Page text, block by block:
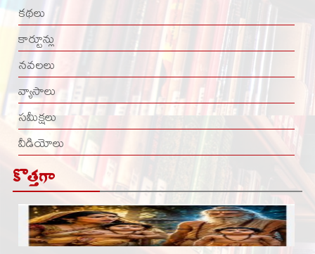
కథలు
కార్టూన్లు
నవలలు
వ్యాసాలు
సమీక్షలు
వీడియోలు
కొత్తగా